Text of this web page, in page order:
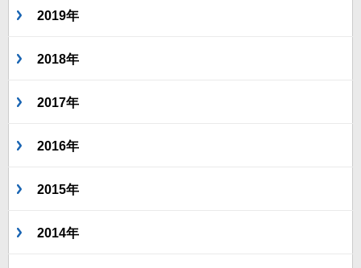
2019年
2018年
2017年
2016年
2015年
2014年